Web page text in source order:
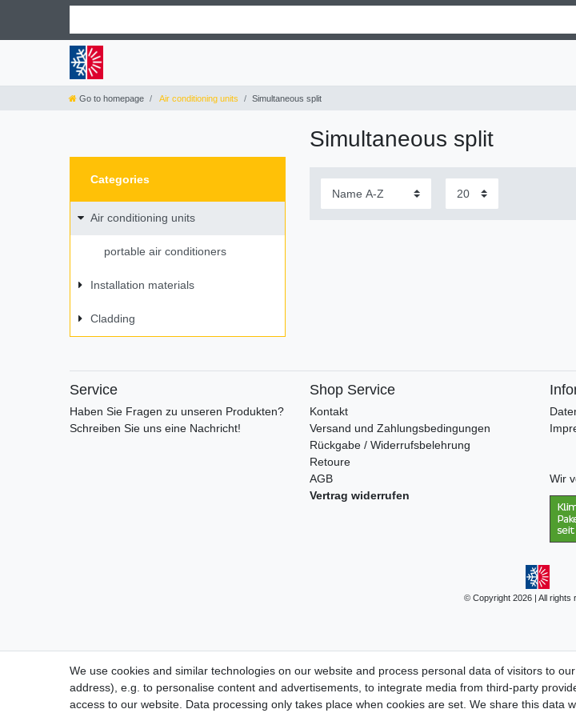
Go to homepage Air conditioning units Simultaneous split
Categories
Air conditioning units
portable air conditioners
Installation materials
Cladding
Simultaneous split
Service
Haben Sie Fragen zu unseren Produkten?
Schreiben Sie uns eine Nachricht!
Shop Service
Kontakt
Versand und Zahlungsbedingungen
Rückgabe / Widerrufsbelehrung
Retoure
AGB
Vertrag widerrufen
Wir
© Copyright 2026 | All rights
We use cookies and similar technologies on our website and process personal data of visitors to
address), e.g. to personalise content and advertisements, to integrate media from third-party
access to our website. Data processing only takes place when cookies are set. We share this data